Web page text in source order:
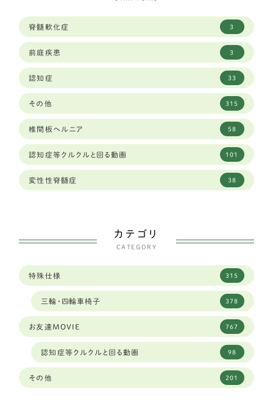
グレートピレニーズ 6
レオンベルガー 1
ジャーマンシェパード 8
ラブラドールレトリーバー 59
秋田犬 2
ゴールデンレトリーバー 13
バセットハウンド 3
中型犬 289
ダルメシアン 1
琉球犬ミックス 2
ワイヤーフォックステリア 6
ミディアムプードル 2
和歌山県 8
埼玉県 23
大分県 1
大阪府 34
奈良県 12
山口県 2
山形県 2
岐阜県 96
6
岩手県 3
4
広島 1
4
脊髄軟化症 3
前庭疾患 3
認知症 33
その他 315
椎間板ヘルニア 58
認知症等クルクルと回る動画 101
変性性脊髄症 38
カテゴリ
CATEGORY
特殊仕様 315
三輪・四輪車椅子 378
お友達MOVIE 767
認知症等クルクルと回る動画 98
その他 201